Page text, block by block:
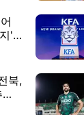
'…
북,